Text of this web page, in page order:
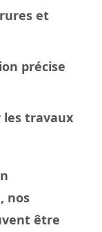
et
précise
les travaux
nos
être